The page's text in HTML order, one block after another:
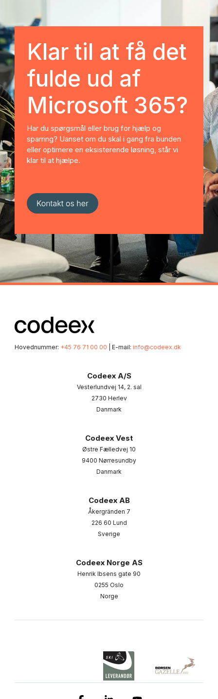
Klar til at få det
fulde ud af
Microsoft 365?
Har du spørgsmål eller brug for hjælp og
sparring? Uanset om du skal i gang fra bunden
eller optimere en eksisterende løsning, står vi
klar til at hjælpe.
Hovednummer: +45 76 71 00 00 | E-mail: info@codeex.dk
Codeex A/S
Vesterlundvej 14, 2. sal
2730 Herlev
Danmark
Codeex Vest
Østre Fælledvej 10
9400 Nørresundby
Danmark
Codeex AB
Åkergränden 7
226 60 Lund
Sverige
Codeex Norge AS
Henrik Ibsens gate 90
0255 Oslo
Norge